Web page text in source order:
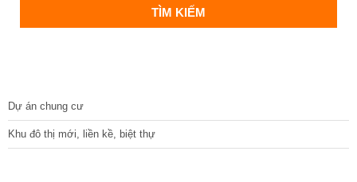
Dự án chung cư
Khu đô thị mới, liền kề, biệt thự